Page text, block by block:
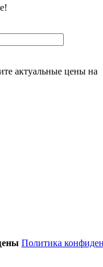
актуальные цены на
Политика